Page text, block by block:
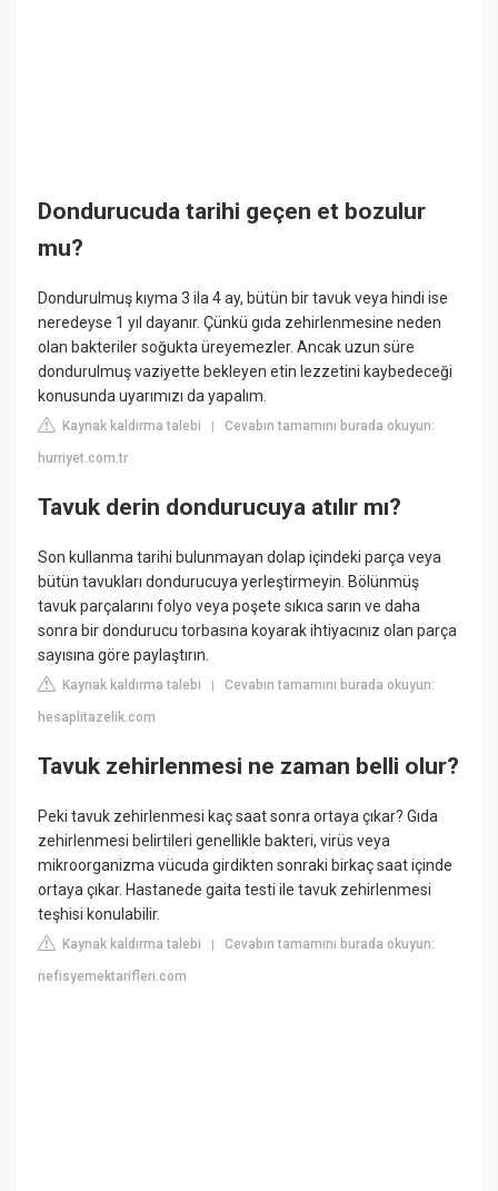
Dondurucuda tarihi geçen et bozulur
mu?
Dondurulmuş kıyma 3 ila 4 ay, bütün bir tavuk veya hindi ise
neredeyse 1 yıl dayanır. Çünkü gıda zehirlenmesine neden
olan bakteriler soğukta üreyemezler. Ancak uzun süre
dondurulmuş vaziyette bekleyen etin lezzetini kaybedeceği
konusunda uyarımızı da yapalım.
Kaynak kaldırma talebi |Cevabın tamamını burada okuyun:
hurriyet.com.tr
Tavuk derin dondurucuya atılır mı?
Son kullanma tarihi bulunmayan dolap içindeki parça veya
bütün tavukları dondurucuya yerleştirmeyin. Bölünmüş
tavuk parçalarını folyo veya poşete sıkıca sarın ve daha
sonra bir dondurucu torbasına koyarak ihtiyacınız olan parça
sayısına göre paylaştırın.
Kaynak kaldırma talebi |Cevabın tamamını burada okuyun:
hesaplitazelik.com
Tavuk zehirlenmesi ne zaman belli olur?
Peki tavuk zehirlenmesi kaç saat sonra ortaya çıkar? Gıda
zehirlenmesi belirtileri genellikle bakteri, virüs veya
mikroorganizma vücuda girdikten sonraki birkaç saat içinde
ortaya çıkar. Hastanede gaita testi ile tavuk zehirlenmesi
teşhisi konulabilir.
Kaynak kaldırma talebi |Cevabın tamamını burada okuyun:
nefisyemektarifleri.com